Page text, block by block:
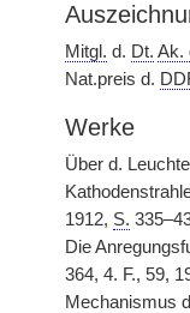
Mitgl. d. Dt. Ak.
Nat.preis d.
Werke
Über d.
1912, S.
Die
364, 4. F., 59,
Mechanismus